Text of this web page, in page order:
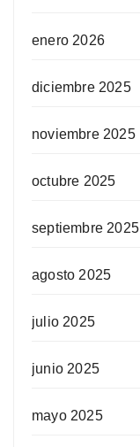
enero 2026
diciembre 2025
noviembre 2025
octubre 2025
septiembre 2025
agosto 2025
julio 2025
junio 2025
mayo 2025